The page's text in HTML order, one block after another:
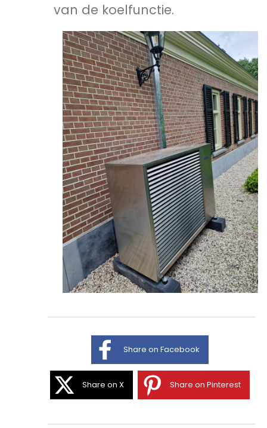
van de koelfunctie.
Share on Facebook
Share on X Share on Pinterest